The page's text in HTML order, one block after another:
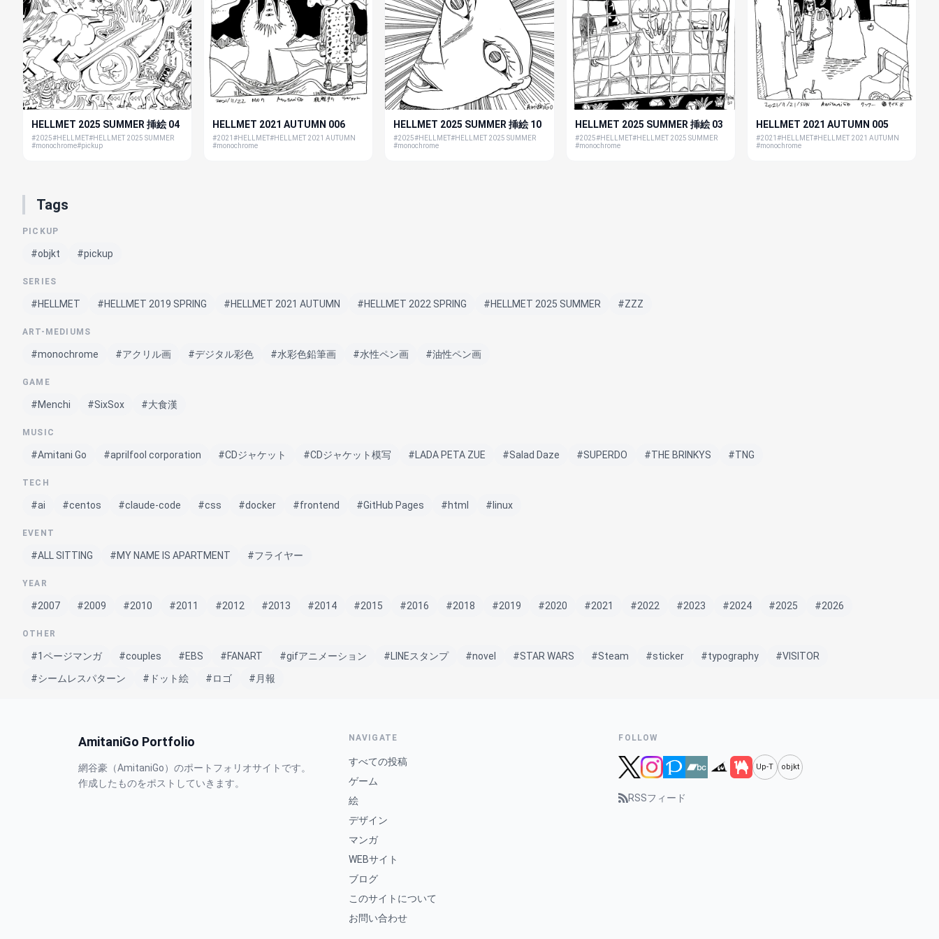
HELLMET 2025 SUMMER 挿絵 04
#2025#HELLMET #HELLMET 2025 SUMMER
#monochrome#pickup
HELLMET 2021 AUTUMN 006
#2021#HELLMET#HELLMET 2021 AUTUMN
#monochrome
HELLMET 2025 SUMMER 挿絵 10
#2025#HELLMET#HELLMET 2025 SUMMER
#monochrome
HELLMET 2025 SUMMER 挿絵 03
#2025#HELLMET #HELLMET 2025 SUMMER
#monochrome
HELLMET 2021 AUTUMN 005
#2021 #HELLMET #HELLMET 2021 AUTUMN
#monochrome
Tags
PICKUP
#objkt #pickup
SERIES
#HELLMET #HELLMET 2019 SPRING #HELLMET 2021 AUTUMN #HELLMET 2022 SPRING #HELLMET 2025 SUMMER #ZZZ
ART-MEDIUMS
#monochrome #アクリル画 #デジタル彩色 #水彩色鉛筆画 #水性ペン画 #油性ペン画
GAME
#Menchi #SixSox #大食漢
MUSIC
#Amitani Go #aprilfool corporation #CDジャケット #CDジャケット模写 #LADA PETA ZUE #Salad Daze #SUPERDO #THE BRINKYS #TNG
TECH
#ai #centos #claude-code #css #docker #frontend #GitHub Pages #html #linux
EVENT
#ALL SITTING #MY NAME IS APARTMENT #フライヤー
YEAR
#2007 #2009 #2010 #2011 #2012 #2013 #2014 #2015 #2016 #2018 #2019 #2020 #2021 #2022 #2023 #2024 #2025 #2026
OTHER
#1ページマンガ #couples #EBS #FANART #gifアニメーション #LINEスタンプ #novel #STAR WARS #Steam #sticker #typography
#VISITOR
#シームレスパターン
#ドット絵 #ロゴ #月報
AmitaniGo Portfolio
網谷豪（AmitaniGo）のポートフォリオサイトです。
作成したものをポストしていきます。
NAVIGATE
すべての投稿
ゲーム
絵
デザイン
マンガ
WEBサイト
ブログ
このサイトについて
お問い合わせ
FOLLOW
Up-T objkt
RSSフィード